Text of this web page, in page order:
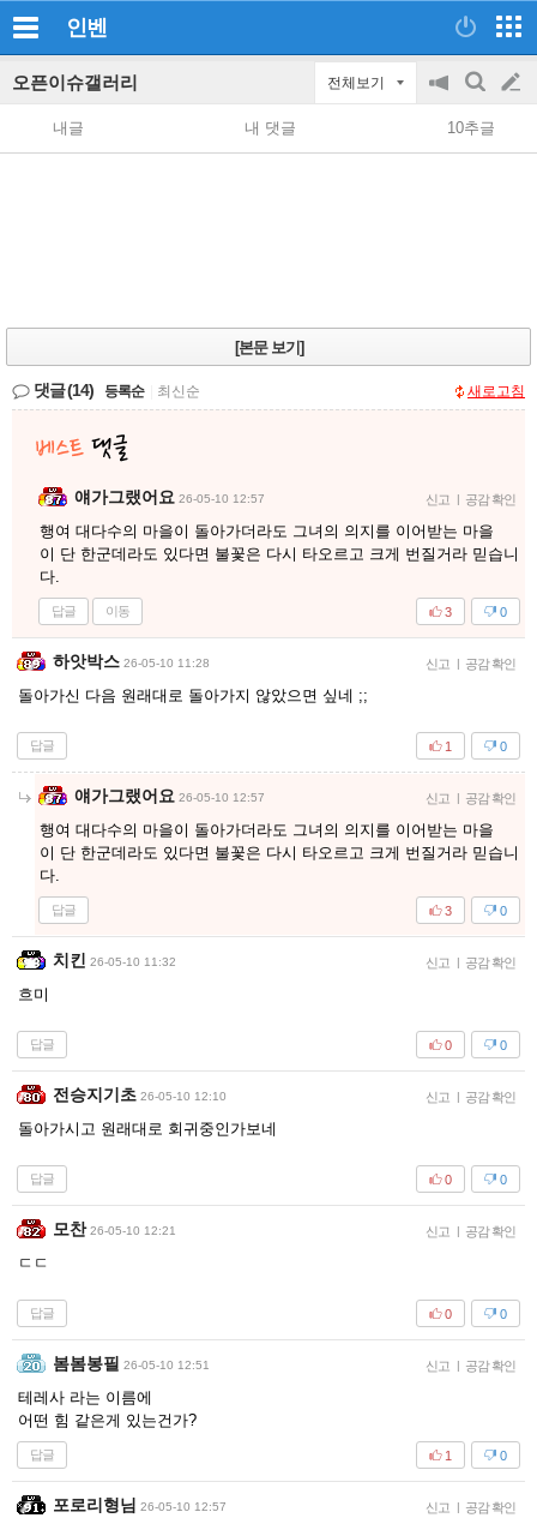
인벤
오픈이슈갤러리 전체보기
공
지
on/off
검
색
글
쓰
내글 내 댓글 10추글
[본문 보기]
댓글(14) 등록순 최신순 새로고침
얘가그랬어요 26-05-10 12:57 신고 | 공감 확인
행여 대다수의 마을이 돌아가더라도 그녀의 의지를 이어받는 마을
이 단 한군데라도 있다면 불꽃은 다시 타오르고 크게 번질거라 믿습니
다.
답글 이동 0
3
하앗박스 26-05-10 11:28 신고 | 공감 확인
돌아가신 다음 원래대로 돌아가지 않았으면 싶네 ;;
답글 0
1
얘가그랬어요 26-05-10 12:57 신고 | 공감 확인
행여 대다수의 마을이 돌아가더라도 그녀의 의지를 이어받는 마을
이 단 한군데라도 있다면 불꽃은 다시 타오르고 크게 번질거라 믿습니
다.
답글 0
3
치킨 26-05-10 11:32 신고 | 공감 확인
흐미
답글 0
0
전승지기초 26-05-10 12:10 신고 | 공감 확인
돌아가시고 원래대로 회귀중인가보네
답글 0
0
모찬 26-05-10 12:21 신고 | 공감 확인
ㄷㄷ
답글 0
0
봄봄봉필 26-05-10 12:51 신고 | 공감 확인
테레사 라는 이름에
어떤 힘 같은게 있는건가?
답글 0
1
포로리형님 26-05-10 12:57 신고 | 공감 확인